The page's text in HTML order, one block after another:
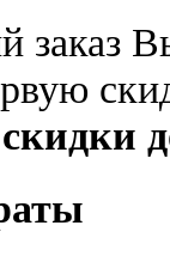
заказ